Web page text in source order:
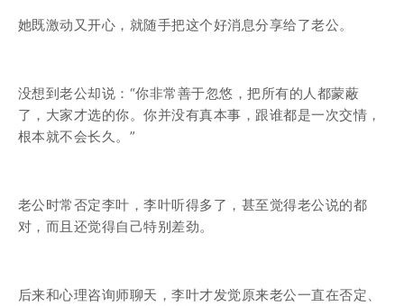
她既激动又开心，就随手把这个好消息分享给了老公。
没想到老公却说：“你非常善于忽悠，把所有的人都蒙蔽
了，大家才选的你。你并没有真本事，跟谁都是一次交情，
根本就不会长久。”
老公时常否定李叶，李叶听得多了，甚至觉得老公说的都
对，而且还觉得自己特别差劲。
后来和心理咨询师聊天，李叶才发觉原来老公一直在否定、